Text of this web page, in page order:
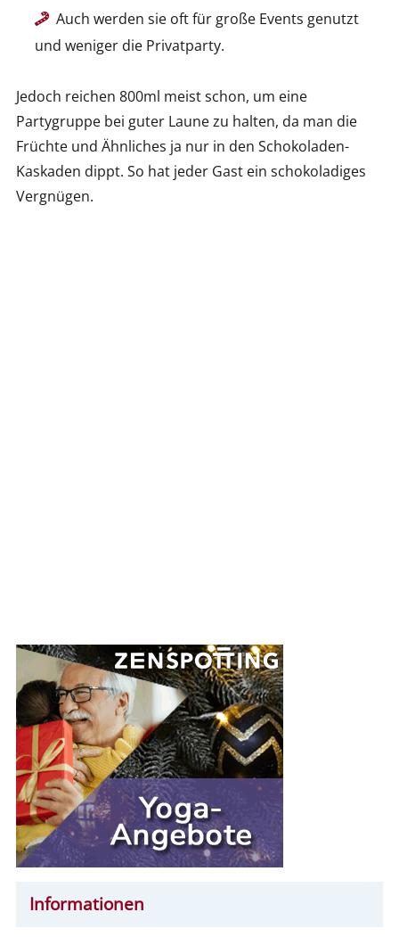
Auch werden sie oft für große Events genutzt
und weniger die Privatparty.
Jedoch reichen 800ml meist schon, um eine
Partygruppe bei guter Laune zu halten, da man die
Früchte und Ähnliches ja nur in den Schokoladen-
Kaskaden dippt. So hat jeder Gast ein schokoladiges
Vergnügen.
Informationen